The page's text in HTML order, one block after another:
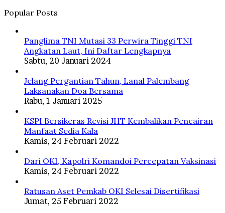
Popular Posts
Panglima TNI Mutasi 33 Perwira Tinggi TNI
Angkatan Laut, Ini Daftar Lengkapnya
Sabtu, 20 Januari 2024
Jelang Pergantian Tahun, Lanal Palembang
Laksanakan Doa Bersama
Rabu, 1 Januari 2025
KSPI Bersikeras Revisi JHT Kembalikan Pencairan
Manfaat Sedia Kala
Kamis, 24 Februari 2022
Dari OKI, Kapolri Komandoi Percepatan Vaksinasi
Kamis, 24 Februari 2022
Ratusan Aset Pemkab OKI Selesai Disertifikasi
Jumat, 25 Februari 2022